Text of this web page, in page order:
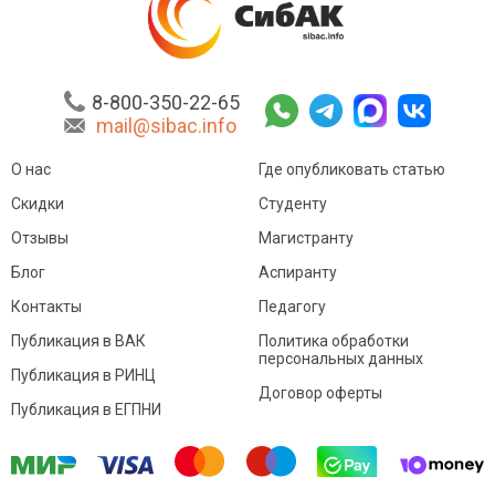
8-800-350-22-65
mail@sibac.info
О нас
Скидки
Отзывы
Блог
Контакты
Где опубликовать статью
Студенту
Магистранту
Аспиранту
Педагогу
Публикация в ВАК
Публикация в РИНЦ
Публикация в ЕГПНИ
Политика обработки
персональных данных
Договор оферты